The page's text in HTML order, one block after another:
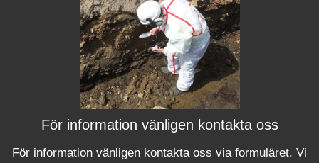
För information vänligen kontakta oss
För information vänligen kontakta oss via formuläret. Vi